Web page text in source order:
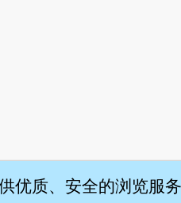
关于 | 联络我们
优质、安全的浏览服